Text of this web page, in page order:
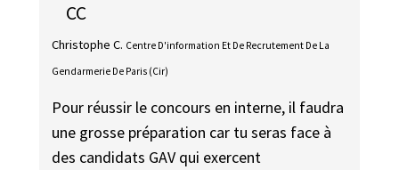
CC
Christophe C. Centre D'information Et De Recrutement De La
Gendarmerie De Paris (Cir)
Pour réussir le concours en interne, il faudra
une grosse préparation car tu seras face à
des candidats GAV qui exercent